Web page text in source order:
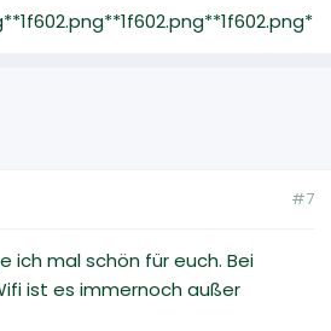
#7
ich mal schön für euch. Bei
ist es immernoch außer